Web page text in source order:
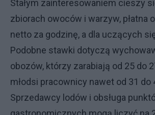
Stałym zainteresowaniem cieszy
zbiorach owoców i warzyw, płatna
netto za godzinę, a dla uczących
Podobne stawki dotyczą
obozów, którzy zarabiają od 25 do
młodsi pracownicy nawet od 31 do
Sprzedawcy lodów i obsługa